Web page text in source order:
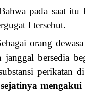
pada saat itu
I tersebut.
orang
janggal bersedia
perikatan